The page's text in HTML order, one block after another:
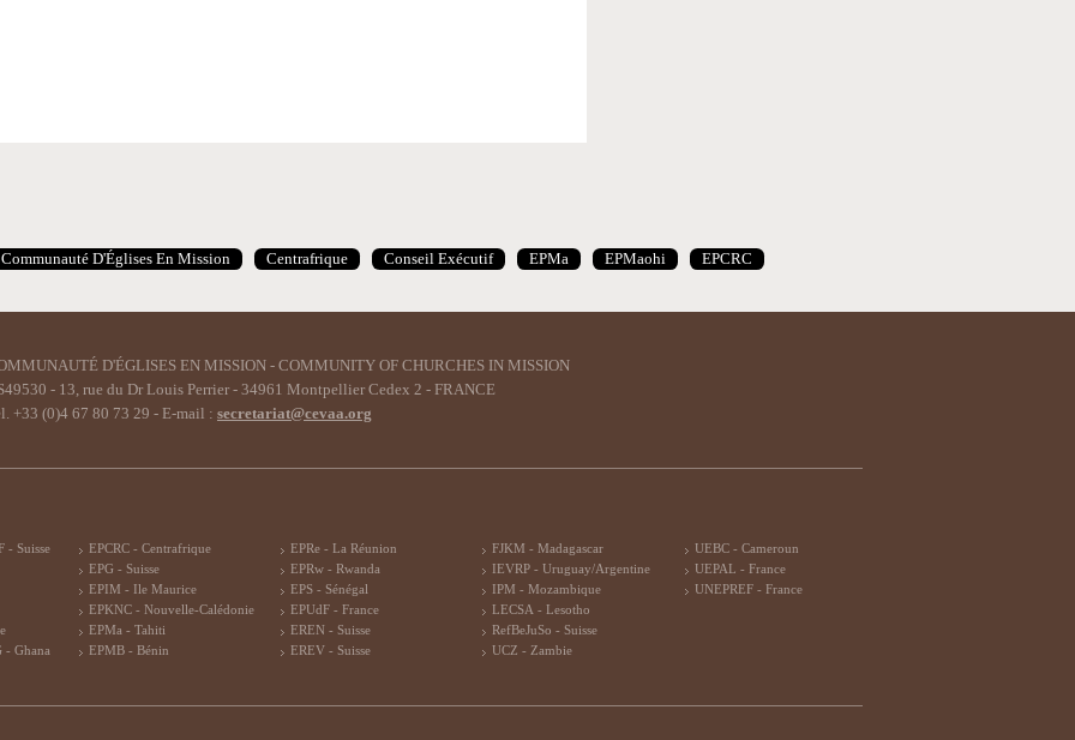
Communauté D'Églises En Mission Centrafrique Conseil Exécutif EPMa EPMaohi EPCRC
D'ÉGLISES EN MISSION - COMMUNITY OF CHURCHES IN MISSION
- 13, rue du Dr Louis Perrier - 34961 Montpellier Cedex 2 - FRANCE
+33 (0)4 67 80 73 29 - E-mail : secretariat@cevaa.org
- Suisse
- Ghana
EPCRC - Centrafrique
EPG - Suisse
EPIM - Ile Maurice
EPKNC - Nouvelle-Calédonie
EPMa - Tahiti
EPMB - Bénin
EPRe - La Réunion
EPRw - Rwanda
EPS - Sénégal
EPUdF - France
EREN - Suisse
EREV - Suisse
FJKM - Madagascar
IEVRP - Uruguay/Argentine
IPM - Mozambique
LECSA - Lesotho
RefBeJuSo - Suisse
UCZ - Zambie
UEBC - Cameroun
UEPAL - France
UNEPREF - France